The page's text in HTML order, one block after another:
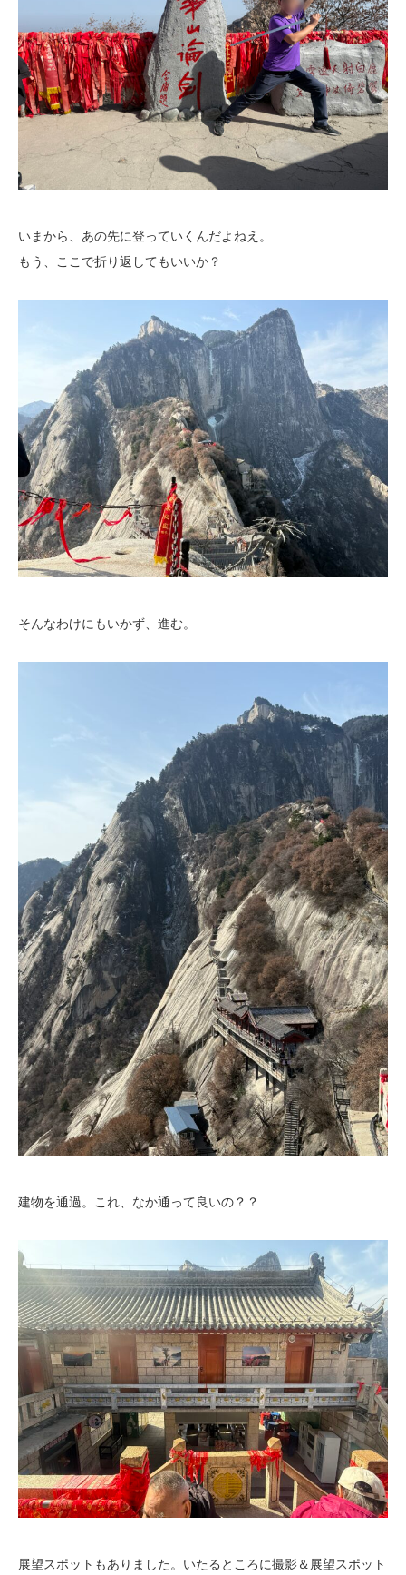
いまから、あの先に登っていくんだよねえ。
もう、ここで折り返してもいいか？
そんなわけにもいかず、進む。
建物を通過。これ、なか通って良いの？？
展望スポットもありました。いたるところに撮影＆展望スポット